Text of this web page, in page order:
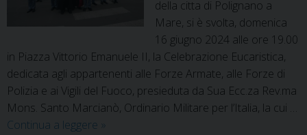
della citta di Polignano a
Mare, si è svolta, domenica
16 giugno 2024 alle ore 19.00
in Piazza Vittorio Emanuele II, la Celebrazione Eucaristica,
dedicata agli appartenenti alle Forze Armate, alle Forze di
Polizia e ai Vigili del Fuoco, presieduta da Sua Ecc.za Rev.ma
Mons. Santo Marcianò, Ordinario Militare per l’Italia, la cui …
Continua a leggere Celebrazione
»